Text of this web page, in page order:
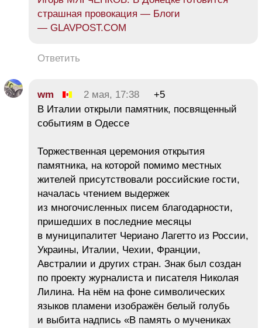
страшная провокация — Блоги
— GLAVPOST.COM
Ответить
wm 2 мая, 17:38
+5
В Италии открыли памятник, посвященный
событиям в Одессе
Торжественная церемония открытия
памятника, на которой помимо местных
жителей присутствовали российские гости,
началась чтением выдержек
из многочисленных писем благодарности,
пришедших в последние месяцы
в муниципалитет Чериано Лагетто из России,
Украины, Италии, Чехии, Франции,
Австралии и других стран. Знак был создан
по проекту журналиста и писателя Николая
Лилина. На нём на фоне символических
языков пламени изображён белый голубь
и выбита надпись «В память о мучениках